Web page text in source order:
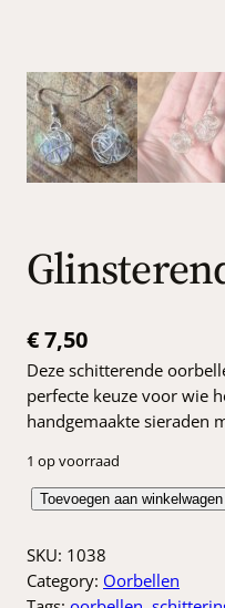
€7,50
Deze schitterende
perfecte keuze voor wie
handgemaakte sieraden
1 op voorraad
G
i
n
s
Toevoegen aan winkelwagen
SKU: 1038
Category: Oorbellen